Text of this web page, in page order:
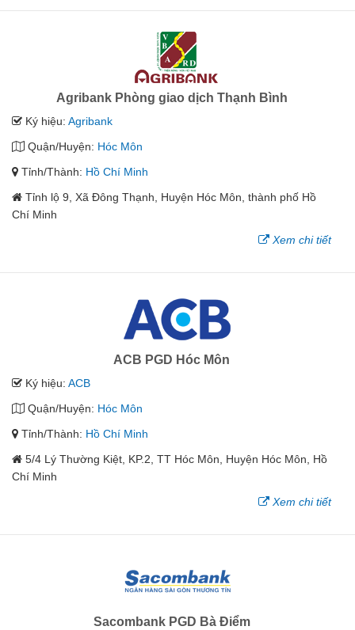
Agribank Phòng giao dịch Thạnh Bình
Ký hiệu: Agribank
Quận/Huyện: Hóc Môn
Tỉnh/Thành: Hồ Chí Minh
Tỉnh lộ 9, Xã Đông Thạnh, Huyện Hóc Môn, thành phố Hồ
Chí Minh
Xem chi tiết
ACB PGD Hóc Môn
Ký hiệu: ACB
Quận/Huyện: Hóc Môn
Tỉnh/Thành: Hồ Chí Minh
5/4 Lý Thường Kiệt, KP.2, TT Hóc Môn, Huyện Hóc Môn, Hồ
Chí Minh
Xem chi tiết
Sacombank PGD Bà Điểm